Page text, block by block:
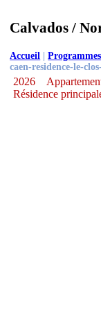
Calvados /
Accueil |
caen-residence-le-
2026
Résidence